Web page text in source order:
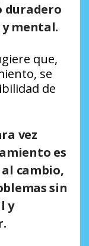
duradero
mental.
que,
se
de
vez
es
cambio,
sin
y